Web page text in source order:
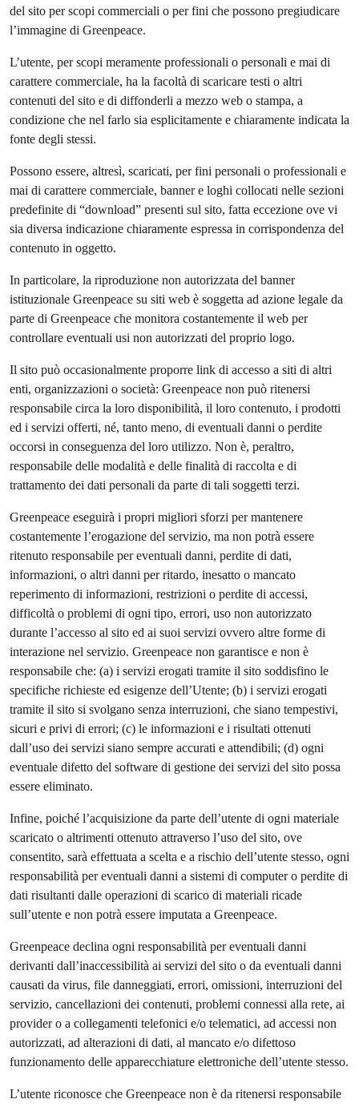
del sito per scopi commerciali o per fini che possono pregiudicare
l’immagine di Greenpeace.
L’utente, per scopi meramente professionali o personali e mai di
carattere commerciale, ha la facoltà di scaricare testi o altri
contenuti del sito e di diffonderli a mezzo web o stampa, a
condizione che nel farlo sia esplicitamente e chiaramente indicata la
fonte degli stessi.
Possono essere, altresì, scaricati, per fini personali o professionali e
mai di carattere commerciale, banner e loghi collocati nelle sezioni
predefinite di “download” presenti sul sito, fatta eccezione ove vi
sia diversa indicazione chiaramente espressa in corrispondenza del
contenuto in oggetto.
In particolare, la riproduzione non autorizzata del banner
istituzionale Greenpeace su siti web è soggetta ad azione legale da
parte di Greenpeace che monitora costantemente il web per
controllare eventuali usi non autorizzati del proprio logo.
Il sito può occasionalmente proporre link di accesso a siti di altri
enti, organizzazioni o società: Greenpeace non può ritenersi
responsabile circa la loro disponibilità, il loro contenuto, i prodotti
ed i servizi offerti, né, tanto meno, di eventuali danni o perdite
occorsi in conseguenza del loro utilizzo. Non è, peraltro,
responsabile delle modalità e delle finalità di raccolta e di
trattamento dei dati personali da parte di tali soggetti terzi.
Greenpeace eseguirà i propri migliori sforzi per mantenere
costantemente l’erogazione del servizio, ma non potrà essere
ritenuto responsabile per eventuali danni, perdite di dati,
informazioni, o altri danni per ritardo, inesatto o mancato
reperimento di informazioni, restrizioni o perdite di accessi,
difficoltà o problemi di ogni tipo, errori, uso non autorizzato
durante l’accesso al sito ed ai suoi servizi ovvero altre forme di
interazione nel servizio. Greenpeace non garantisce e non è
responsabile che: (a) i servizi erogati tramite il sito soddisfino le
specifiche richieste ed esigenze dell’Utente; (b) i servizi erogati
tramite il sito si svolgano senza interruzioni, che siano tempestivi,
sicuri e privi di errori; (c) le informazioni e i risultati ottenuti
dall’uso dei servizi siano sempre accurati e attendibili; (d) ogni
eventuale difetto del software di gestione dei servizi del sito possa
essere eliminato.
Infine, poiché l’acquisizione da parte dell’utente di ogni materiale
scaricato o altrimenti ottenuto attraverso l’uso del sito, ove
consentito, sarà effettuata a scelta e a rischio dell’utente stesso, ogni
responsabilità per eventuali danni a sistemi di computer o perdite di
dati risultanti dalle operazioni di scarico di materiali ricade
sull’utente e non potrà essere imputata a Greenpeace.
Greenpeace declina ogni responsabilità per eventuali danni
derivanti dall’inaccessibilità ai servizi del sito o da eventuali danni
causati da virus, file danneggiati, errori, omissioni, interruzioni del
servizio, cancellazioni dei contenuti, problemi connessi alla rete, ai
provider o a collegamenti telefonici e/o telematici, ad accessi non
autorizzati, ad alterazioni di dati, al mancato e/o difettoso
funzionamento delle apparecchiature elettroniche dell’utente stesso.
L’utente riconosce che Greenpeace non è da ritenersi responsabile